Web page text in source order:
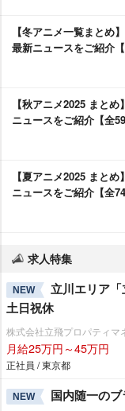
【冬アニメ一覧まとめ
最新ニュースをご紹介【
【秋アニメ2025 まと
ニュースをご紹介【全59
【夏アニメ2025 まと
ニュースをご紹介【全74
求人特集
NEW
立川エリア
土日祝休
株式会社立飛プロパティマ
月給25万円～45万円
正社員 / 東京都
NEW 国内随一の